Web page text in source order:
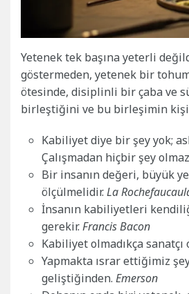
Yetenek tek başına yeterli
göstermeden, yetenek bir
ötesinde, disiplinli bir çaba ve
birleştiğini ve bu birleşimin
Kabiliyet diye bir şey yok;
Çalışmadan hiçbir şey
Bir insanın değeri, büyük
ölçülmelidir.La
İnsanın kabiliyetleri
gerekir.Francis Bacon
Kabiliyet olmadıkça
Yapmakta ısrar ettiğimiz
geliştiğinden. Emerson